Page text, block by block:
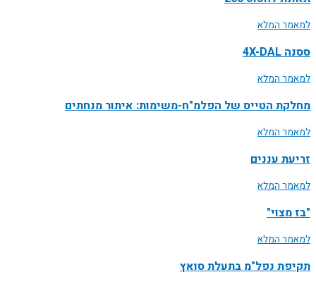
למאמר המלא
ססנה 4X-DAL
למאמר המלא
מחלקת הטייס של הפלמ"ח-משימות: איתור מנחתים
למאמר המלא
זריעת עננים
למאמר המלא
"בז מצוי"
למאמר המלא
תקיפת נפל"מ בתעלת סואץ